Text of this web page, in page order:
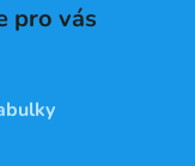
pro vás